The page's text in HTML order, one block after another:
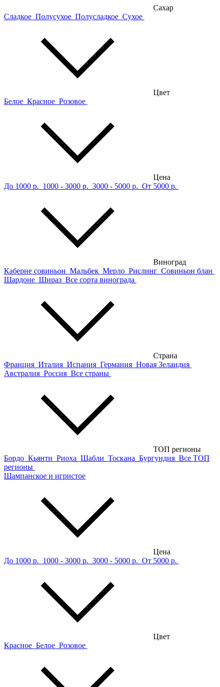
Сахар
Сладкое Полусухое Полусладкое Сухое
Цвет
Белое Красное Розовое
Цена
До 1000 р. 1000 - 3000 р. 3000 - 5000 р. От 5000 р.
Виноград
Каберне совиньон Мальбек Мерло Рислинг Совиньон блан
Шардоне Шираз Все сорта винограда
Страна
Франция Италия Испания Германия Новая Зеландия
Австралия Россия Все страны
ТОП регионы
Бордо Кьянти Риоха Шабли Тоскана Бургундия Все ТОП
регионы
Шампанское и игристое
Цена
До 1000 р. 1000 - 3000 р. 3000 - 5000 р. От 5000 р.
Цвет
Красное Белое Розовое